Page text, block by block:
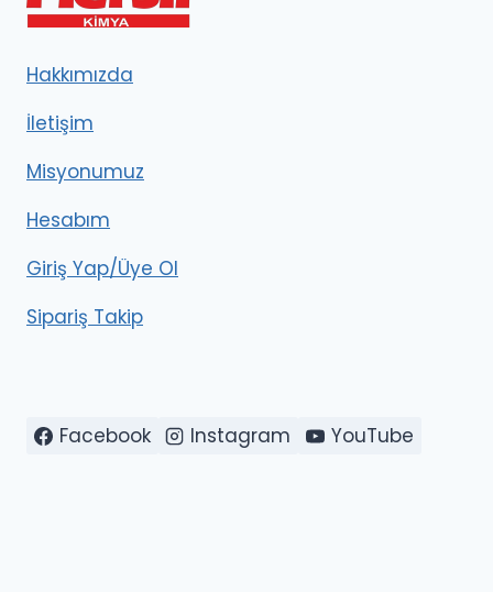
Hakkımızda
İletişim
Misyonumuz
Hesabım
Giriş Yap/Üye Ol
Sipariş Takip
Facebook Instagram YouTube